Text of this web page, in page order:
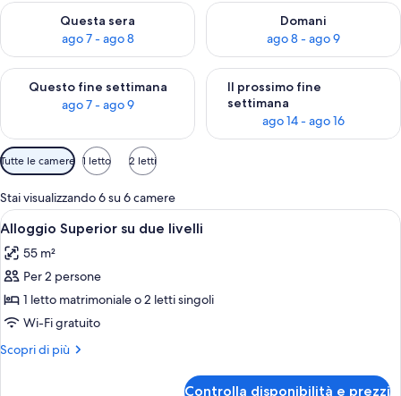
Questa sera
ago 7 - ago 8
Verifica la disponibilità per questa sera, ago 7 - ago 8
Domani
ago 8 - ago 9
Verifica la disponibilità per
Questo fine settimana
ago 7 - ago 9
Verifica la disponibilità per questo fine settimana, ago 7 - ago
Il prossimo fine
settimana
ago 14 - ago 16
Verifica la disponibilità per il
Filtri
disponibili
per
le
camere
Tutte le camere 1 letto 2 letti
Stai visualizzando 6 su 6 camere
Apri
tutte
le
foto
per
Alloggio
Superior
Camera d'albergo con un letto
8
Alloggio Superior su due livelli
55 m²
Per 2 persone
1 letto matrimoniale o 2 letti singoli
Wi-Fi gratuito
Scopri di più
Altri
Controlla disponibilità e prezzi